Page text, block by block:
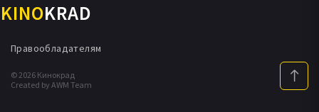
KINOKRAD
© 2026 Кинокрад
Created by AWM Team
Правообладателям